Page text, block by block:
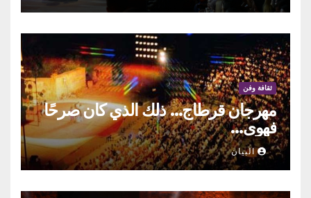
ثقافة وفن
مهرجان قرطاج… ذلك الذي كان صرحًا
فهوى…
البيان